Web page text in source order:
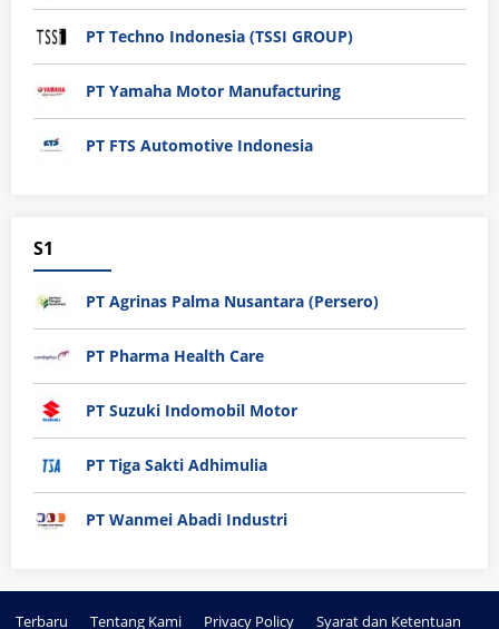
PT Techno Indonesia (TSSI GROUP)
PT Yamaha Motor Manufacturing
PT FTS Automotive Indonesia
S1
PT Agrinas Palma Nusantara (Persero)
PT Pharma Health Care
PT Suzuki Indomobil Motor
PT Tiga Sakti Adhimulia
PT Wanmei Abadi Industri
Terbaru Tentang Kami Privacy Policy Syarat dan Ketentuan